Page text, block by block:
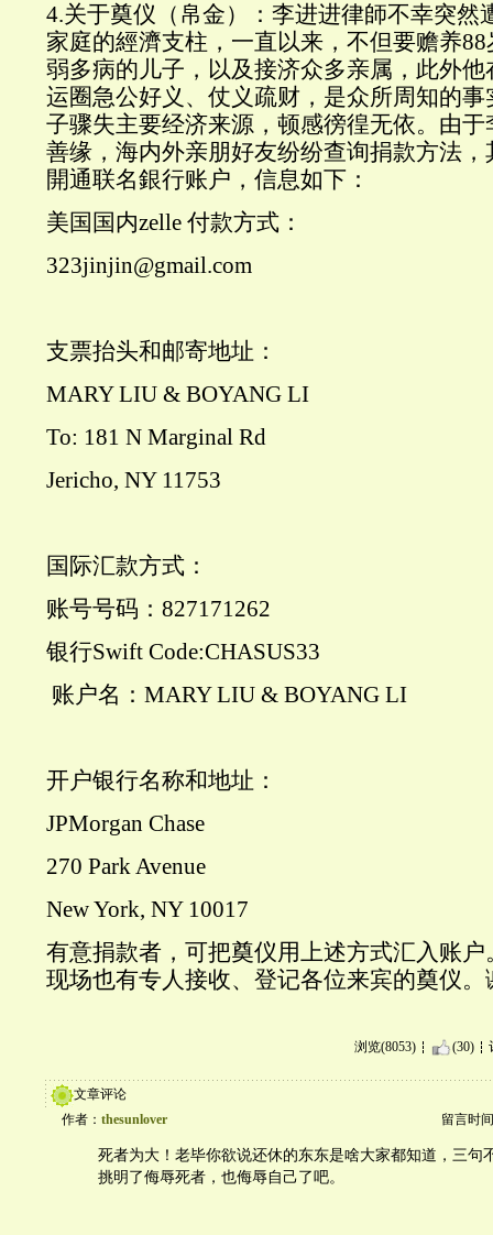
4.关于奠仪（帛金）：李进进律師不幸突然
家庭的經濟支柱，一直以来，不但要赡养
弱多病的儿子，以及接济众多亲属，此外
运圈急公好义、仗义疏财，是众所周知的
子骤失主要经济来源，顿感徬徨无依。由
善缘，海内外亲朋好友纷纷查询捐款方法
開通联名銀行账户，信息如下：
美国国内zelle 付款方式：
323jinjin@gmail.com
支票抬头和邮寄地址：
MARY LIU & BOYANG LI
To: 181 N Marginal Rd
Jericho, NY 11753
国际汇款方式：
账号号码：827171262
银行Swift Code:CHASUS33
账户名：MARY LIU & BOYANG LI
开户银行名称和地址：
JPMorgan Chase
270 Park Avenue
New York, NY 10017
有意捐款者，可把奠仪用上述方式汇入账
现场也有专人接收、登记各位来宾的奠仪。
浏览(8053) (30)
文章评论
作者： thesunlover 留言时
死者为大！老毕你欲说还休的东东是啥大家都知道，三句
挑明了侮辱死者，也侮辱自己了吧。